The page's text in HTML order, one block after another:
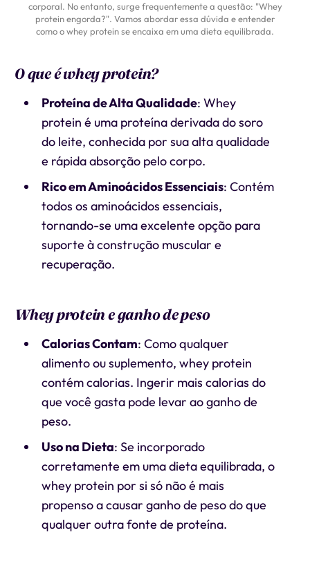
corporal. No entanto, surge frequentemente a questão: "Whey
protein engorda?". Vamos abordar essa dúvida e entender
como o whey protein se encaixa em uma dieta equilibrada.
O que é whey protein?
Proteína de Alta Qualidade: Whey
protein é uma proteína derivada do soro
do leite, conhecida por sua alta qualidade
e rápida absorção pelo corpo.
Rico em Aminoácidos Essenciais: Contém
todos os aminoácidos essenciais,
tornando-se uma excelente opção para
suporte à construção muscular e
recuperação.
Whey protein e ganho de peso
Calorias Contam: Como qualquer
alimento ou suplemento, whey protein
contém calorias. Ingerir mais calorias do
que você gasta pode levar ao ganho de
peso.
Uso na Dieta: Se incorporado
corretamente em uma dieta equilibrada, o
whey protein por si só não é mais
propenso a causar ganho de peso do que
qualquer outra fonte de proteína.